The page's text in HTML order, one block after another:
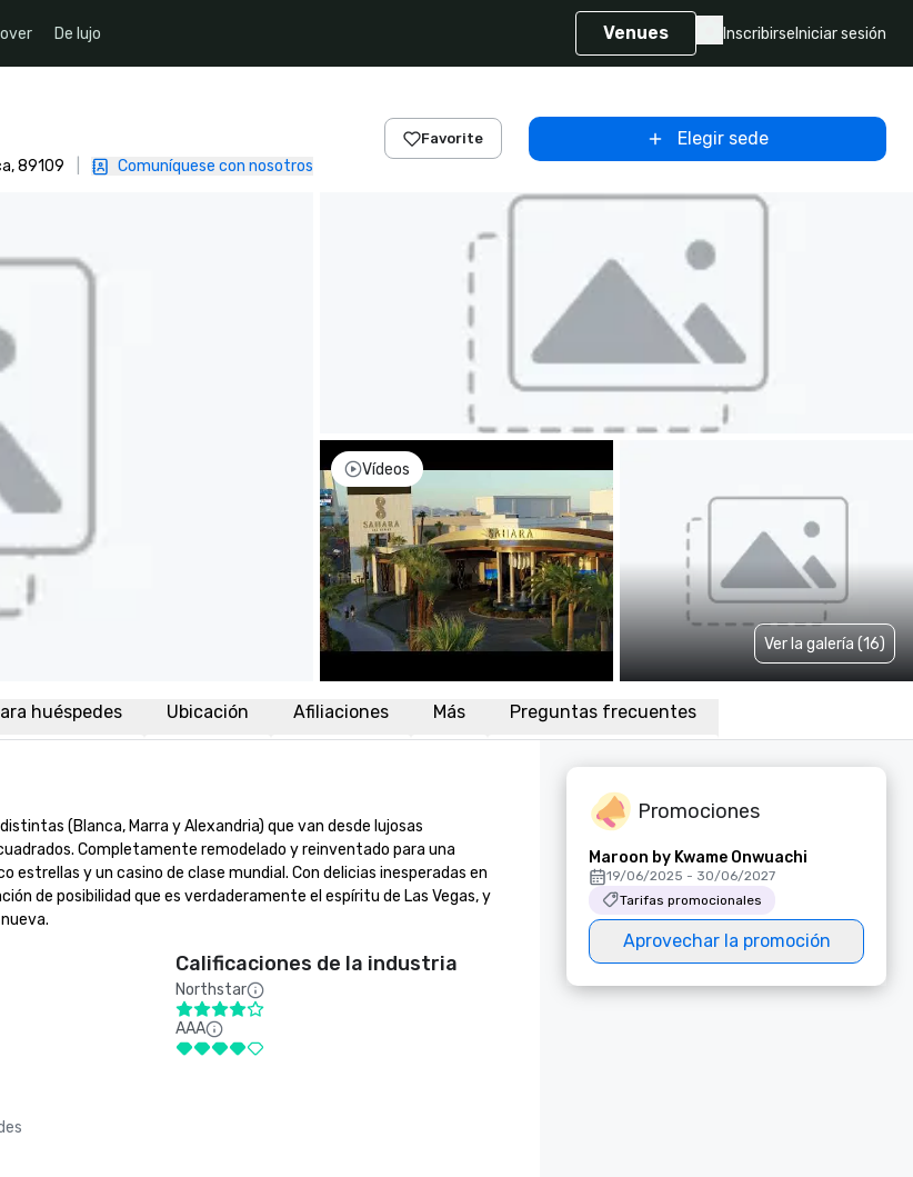
De lujo Venues Inscribirse Iniciar sesión
89109 Comuníquese con nosotros
Favorite Elegir sede
Vídeos
Ver la galería (16)
huéspedes Ubicación Afiliaciones Más Preguntas frecuentes
(Blanca, Marra y Alexandria) que van desde lujosas
Completamente remodelado y reinventado para una
estrellas y un casino de clase mundial. Con delicias inesperadas en
de posibilidad que es verdaderamente el espíritu de Las Vegas, y
Calificaciones de la industria
Northstar
AAA
Promociones
Maroon by Kwame Onwuachi
19/06/2025 - 30/06/2027
Tarifas promocionales
Aprovechar la promoción